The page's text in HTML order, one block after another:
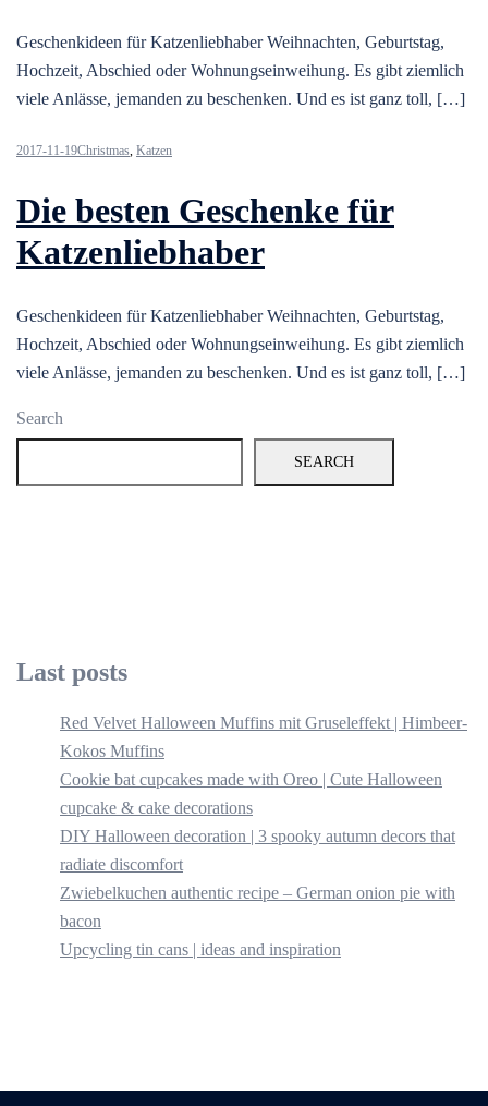
Geschenkideen für Katzenliebhaber Weihnachten, Geburtstag,
Hochzeit, Abschied oder Wohnungseinweihung. Es gibt ziemlich
viele Anlässe, jemanden zu beschenken. Und es ist ganz toll, […]
2017-11-19Christmas Katzen
Die besten Geschenke für
Katzenliebhaber
Geschenkideen für Katzenliebhaber Weihnachten, Geburtstag,
Hochzeit, Abschied oder Wohnungseinweihung. Es gibt ziemlich
viele Anlässe, jemanden zu beschenken. Und es ist ganz toll, […]
Search
SEARCH
Last posts
Red Velvet Halloween Muffins mit Gruseleffekt | Himbeer-
Kokos Muffins
Cookie bat cupcakes made with Oreo | Cute Halloween
cupcake & cake decorations
DIY Halloween decoration | 3 spooky autumn decors that
radiate discomfort
Zwiebelkuchen authentic recipe – German onion pie with
bacon
Upcycling tin cans | ideas and inspiration